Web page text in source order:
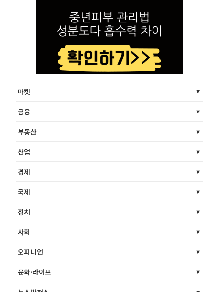
마켓
금융
부동산
산업
경제
국제
정치
사회
오피니언
문화·라이프